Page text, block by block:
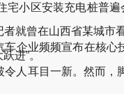
区安装充电桩普
曾在山西省某城市
业频频宣布在核心
进”。
耳目一新。然而，